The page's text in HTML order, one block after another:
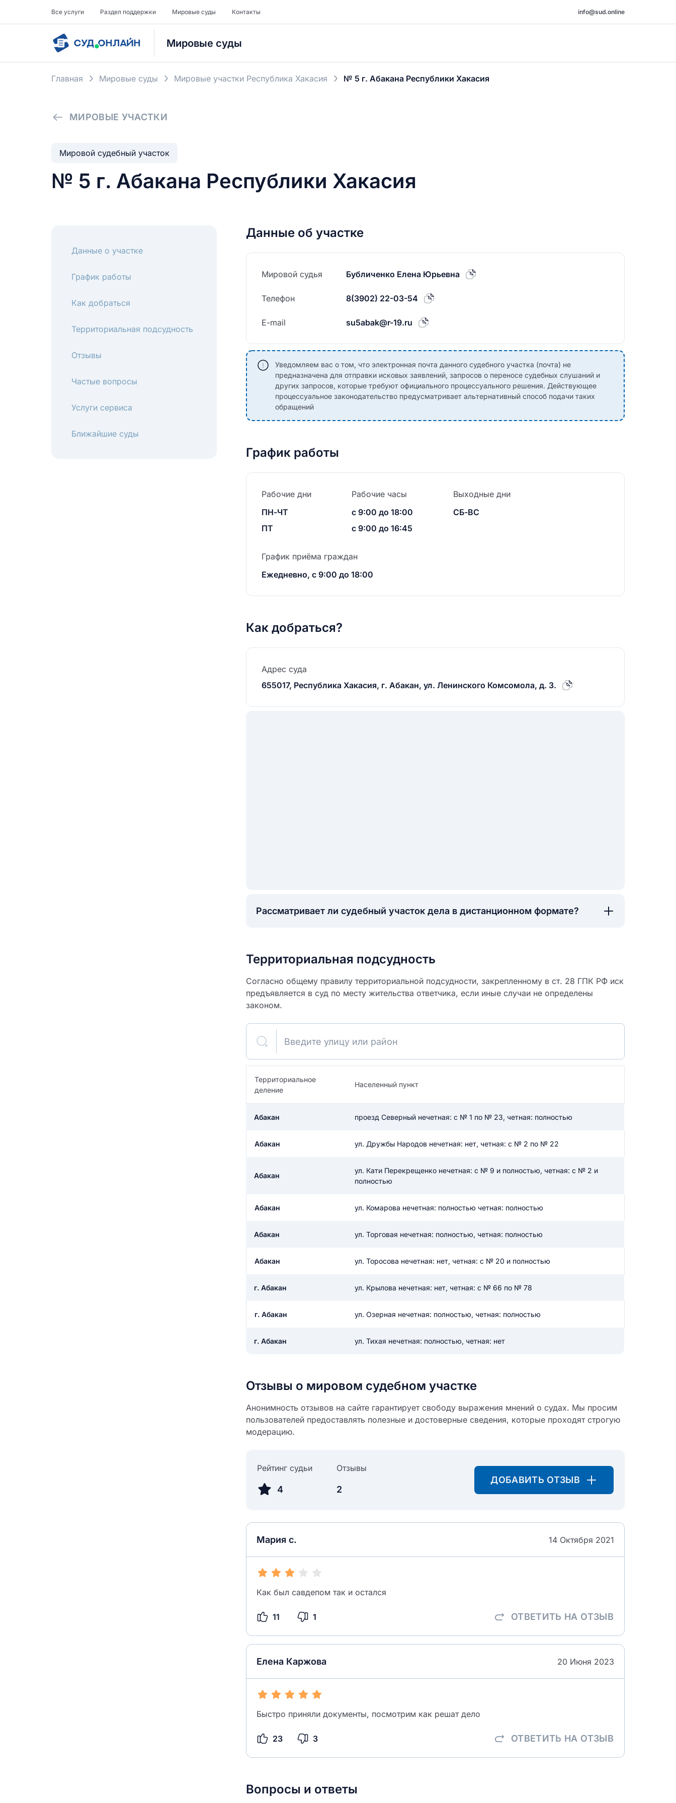
Все услуги Раздел поддержки Мировые суды Контакты info@sud.online
Мировые суды
Главная Мировые суды Мировые участки Республика Хакасия № 5 г. Абакана Республики Хакасия
МИРОВЫЕ УЧАСТКИ
Мировой судебный участок
№ 5 г. Абакана Республики Хакасия
Данные о участке
График работы
Как добраться
Территориальная подсудность
Отзывы
Частые вопросы
Услуги сервиса
Ближайшие суды
Данные об участке
Мировой судья Бубличенко Елена Юрьевна
Телефон 8(3902) 22-03-54
E-mail su5abak@r-19.ru
Уведомляем вас о том, что электронная почта данного судебного участка (почта) не
предназначена для отправки исковых заявлений, запросов о переносе судебных слушаний и
других запросов, которые требуют официального процессуального решения. Действующее
процессуальное законодательство предусматривает альтернативный способ подачи таких
обращений
График работы
Рабочие дни
ПН-ЧТ
ПТ
Рабочие часы
с 9:00 до 18:00
с 9:00 до 16:45
Выходные дни
СБ-ВС
График приёма граждан
Ежедневно, с 9:00 до 18:00
Как добраться?
Адрес суда
655017, Республика Хакасия, г. Абакан, ул. Ленинского Комсомола, д. 3.
Рассматривает ли судебный участок дела в дистанционном формате?
Территориальная подсудность
Согласно общему правилу территориальной подсудности, закрепленному в ст. 28 ГПК РФ иск
предъявляется в суд по месту жительства ответчика, если иные случаи не определены
законом.
Введите улицу или район
Территориальное
деление
Населенный пункт
Абакан проезд Северный нечетная: с № 1 по № 23, четная: полностью
Абакан ул. Дружбы Народов нечетная: нет, четная: с № 2 по № 22
Абакан
ул. Кати Перекрещенко нечетная: с № 9 и полностью, четная: с № 2 и
полностью
Абакан ул. Комарова нечетная: полностью четная: полностью
Абакан ул. Торговая нечетная: полностью, четная: полностью
Абакан ул. Торосова нечетная: нет, четная: с № 20 и полностью
г. Абакан ул. Крылова нечетная: нет, четная: с № 66 по № 78
г. Абакан ул. Озерная нечетная: полностью, четная: полностью
г. Абакан ул. Тихая нечетная: полностью, четная: нет
Отзывы о мировом судебном участке
Анонимность отзывов на сайте гарантирует свободу выражения мнений о судах. Мы просим
пользователей предоставлять полезные и достоверные сведения, которые проходят строгую
модерацию.
Рейтинг судьи
4
Отзывы
2
ДОБАВИТЬ ОТЗЫВ
Мария с. 14 Октября 2021
Как был савдепом так и остался
11 1 ОТВЕТИТЬ НА ОТЗЫВ
Елена Каржова 20 Июня 2023
Быстро приняли документы, посмотрим как решат дело
23 3 ОТВЕТИТЬ НА ОТЗЫВ
Как вы оцените судебный
участок?
ОСТАВИТЬ ОТЗЫВ
Введите свое имя
Введите свой номер телефона
Ответ на отзыв
разрешить публикацию отзыва
Вопросы и ответы
Название населенного пункта
НАЙТИ МЕНЯ